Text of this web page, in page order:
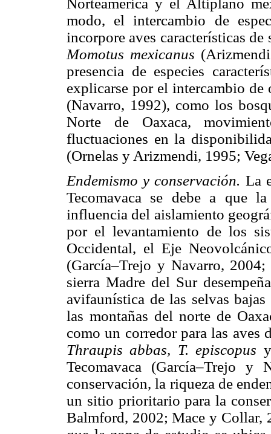
modo, el intercambio de
incorpore aves características
Momotus mexicanus
presencia de especies
explicarse por el intercambio de
(Navarro, 1992), como los
Norte de Oaxaca,
fluctuaciones en la
(Ornelas y Arizmendi, 1995;
Endemismo y conservación. La
Tecomavaca se debe a que
influencia del aislamiento
por el levantamiento de los
Occidental, el Eje
(García–Trejo y Navarro,
sierra Madre del Sur
avifaunística de las selvas
las montañas del norte de
como un corredor para las aves
Thraupis abbas, T. episcopus
Tecomavaca (García–Trejo
conservación, la riqueza de
un sitio prioritario para la
Balmford, 2002; Mace y Collar,